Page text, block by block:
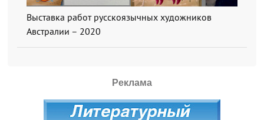
Выставка работ русскоязычных художников
Австралии – 2020
Реклама